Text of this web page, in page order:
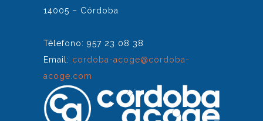
14005 – Córdoba
Télefono: 957 23 08 38
Email: cordoba-acoge@cordoba-
acoge.com